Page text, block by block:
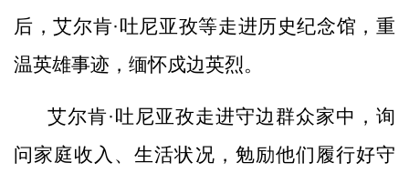
后，艾尔肯·吐尼亚孜等走进历史纪念馆，重
温英雄事迹，缅怀戍边英烈。
艾尔肯·吐尼亚孜走进守边群众家中，询
问家庭收入、生活状况，勉励他们履行好守